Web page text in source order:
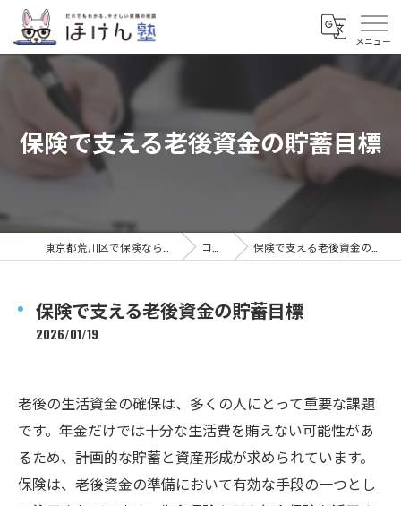
保険で支える老後資金の貯蓄目標
コラム 保険で支える老後資金の貯蓄目標
保険で支える老後資金の貯蓄目標
2026/01/19
老後の生活資金の確保は、多くの人にとって重要な課題
です。年金だけでは十分な生活費を賄えない可能性があ
るため、計画的な貯蓄と資産形成が求められています。
保険は、老後資金の準備において有効な手段の一つとし